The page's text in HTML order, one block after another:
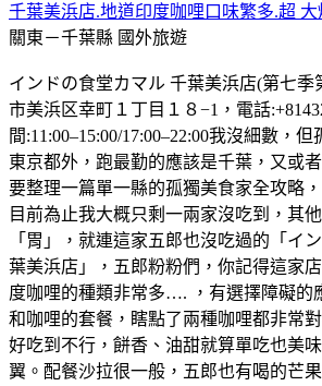
千葉美浜店.地道印度咖哩口味繁多.超
關東－千葉縣 國外旅遊
インドの食堂カマル 千葉美浜店(第七季
市美浜区幸町１丁目１８−1，電話
間:11:00–15:00/17:00–22:00我沒細數，
東京都外，跑最勤的應該是千葉，又或
要整理一篇單一縣的孤獨美食家全攻略
目前為止我大概只剩一兩家沒吃到，其
「胃」，就連這家五郎也沒吃過的「イ
葉美浜店」，五郎粉粉們，你記得這家
度咖哩的種類非常多…. ，有選擇障礙的
和咖哩的套餐，瞎點了兩種咖哩都非常
好吃到不行，餅香、油甜就算單吃也美
翼。配餐沙拉很一般，五郎也有喝的芒